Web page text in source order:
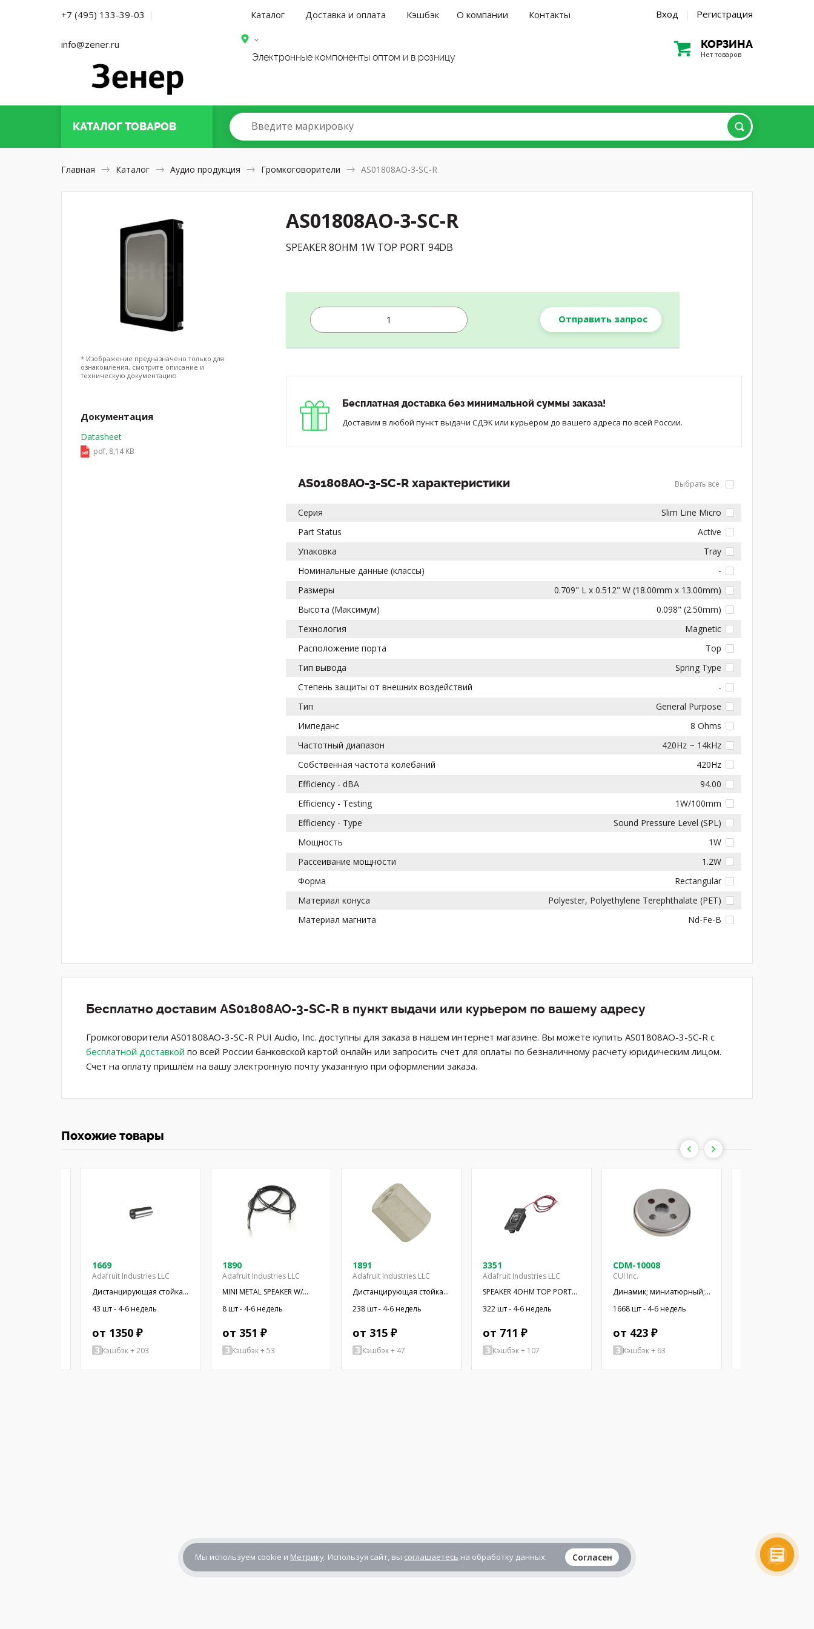
+7 (495) 133-39-03 |
info@zener.ru
Каталог Доставка и оплата Кэшбэк О компании Контакты Вход | Регистрация
Электронные компоненты оптом и в розницу
КОРЗИНА
Нет товаров
КАТАЛОГТОВАРОВ Введите маркировку
Главная Каталог Аудио продукция Громкоговорители AS01808AO-3-SC-R
AS01808AO-3-SC-R
SPEAKER 8OHM 1W TOP PORT 94DB
Отправить запрос
Бесплатная доставка без минимальной суммы заказа!
Доставим в любой пункт выдачи СДЭК или курьером до вашего адреса по всей России.
AS01808AO-3-SC-R характеристики Выбрать все
Серия
Slim Line Micro
Part Status
Active
Упаковка
Tray
Номинальные данные (классы)
-
Размеры
0.709" L x 0.512" W (18.00mm x 13.00mm)
Высота (Максимум)
0.098" (2.50mm)
Технология
Magnetic
Расположение порта
Top
Тип вывода
Spring Type
Степень защиты от внешних воздействий
-
Тип
General Purpose
Импеданс
8 Ohms
Частотный диапазон
420Hz ~ 14kHz
Собственная частота колебаний
420Hz
Efficiency - dBA
94.00
Efficiency - Testing
1W/100mm
Efficiency - Type
Sound Pressure Level (SPL)
Мощность
1W
Рассеивание мощности
1.2W
Форма
Rectangular
Материал конуса
Polyester, Polyethylene Terephthalate (PET)
Материал магнита
Nd-Fe-B
* Изображение предназначено только для
ознакомления, смотрите описание и
техническую документацию
Документация
Datasheet
pdf, 8,14 KB
Бесплатно доставим AS01808AO-3-SC-R в пункт выдачи или курьером по вашему адресу
Громкоговорители AS01808AO-3-SC-R PUI Audio, Inc. доступны для заказа в нашем интернет магазине. Вы можете купить AS01808AO-3-SC-R с
бесплатной доставкой по всей России банковской картой онлайн или запросить счет для оплаты по безналичному расчету юридическим лицом.
Счет на оплату пришлём на вашу электронную почту указанную при оформлении заказа.
Похожие товары
1669
Adafruit Industries LLC
Дистанцирующая стойка;
38,1мм; цилиндрическая;
латунь; никель
43 шт - 4-6 недель
от 1350 ₽
Кэшбэк + 203
1890
Adafruit Industries LLC
MINI METAL SPEAKER W/
WIRES
8 шт - 4-6 недель
от 351 ₽
Кэшбэк + 53
1891
Adafruit Industries LLC
Дистанцирующая стойка с
резьбой; 6,4мм;
Внутр.резьба: UNC4-40
238 шт - 4-6 недель
от 315 ₽
Кэшбэк + 47
3351
Adafruit Industries LLC
SPEAKER 4OHM TOP PORT
OVAL RECT
322 шт - 4-6 недель
от 711 ₽
Кэшбэк + 107
CDM-10008
CUI Inc.
Динамик; миниатюрный;
300мВт; 8Ом; Ø10x2,9мм;
20кГц; Ø: 10мм; ПЭТ
1668 шт - 4-6 недель
от 423 ₽
Кэшбэк + 63
Мы используем cookie и Метрику. Используя сайт, вы соглашаетесь на обработку данных. Согласен